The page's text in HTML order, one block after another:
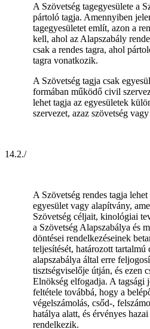
A Szövetség tagegyesülete a
pártoló tagja. Amennyiben
tagegyesületet említ, azon a
kell, ahol az Alapszabály
csak a rendes tagra, ahol
tagra vonatkozik.
A Szövetség tagja csak
formában működő civil
lehet tagja az egyesületek
szervezet, azaz szövetség
14.2./
A Szövetség rendes tagja
egyesület vagy alapítvány,
Szövetség céljait, kinológiai
a Szövetség Alapszabálya és
döntései rendelkezéseinek
teljesítését, határozott
alapszabálya által erre
tisztségviselője útján, és ezen
Elnökség elfogadja. A tagsági
feltétele továbbá, hogy a
végelszámolás, csőd-,
hatálya alatt, és érvényes
rendelkezik.